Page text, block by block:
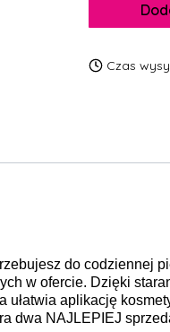
Czas
do codziennej
w ofercie. Dzięki
aplikację
dwa NAJLEPIEJ